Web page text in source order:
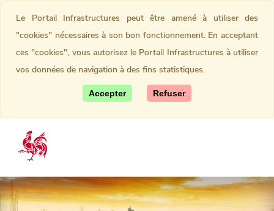
Le Portail Infrastructures peut être amené à utiliser des
"cookies" nécessaires à son bon fonctionnement. En acceptant
ces "cookies", vous autorisez le Portail Infrastructures à utiliser
vos données de navigation à des fins statistiques.
Accepter Refuser